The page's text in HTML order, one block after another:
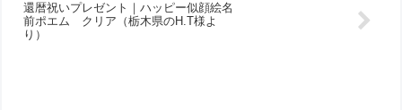
還暦祝いプレゼント｜ハッピー似顔絵名
前ポエム クリア（栃木県のH.T様よ
り ）